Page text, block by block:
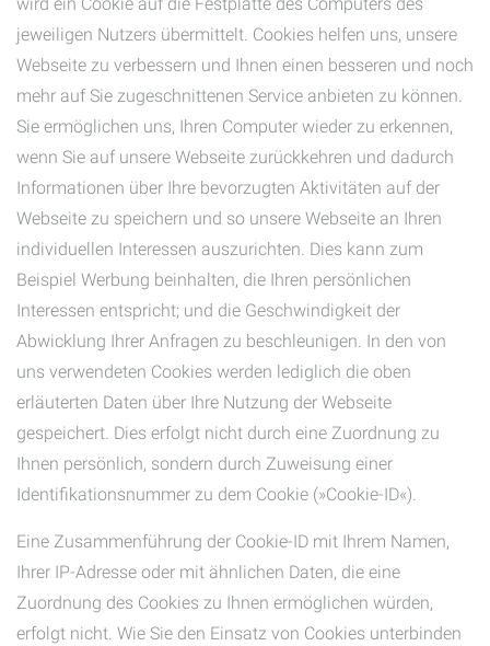
jeweiligen Nutzers übermittelt. Cookies helfen uns, unsere
Webseite zu verbessern und Ihnen einen besseren und noch
mehr auf Sie zugeschnittenen Service anbieten zu können.
Sie ermöglichen uns, Ihren Computer wieder zu erkennen,
wenn Sie auf unsere Webseite zurückkehren und dadurch
Informationen über Ihre bevorzugten Aktivitäten auf der
Webseite zu speichern und so unsere Webseite an Ihren
individuellen Interessen auszurichten. Dies kann zum
Beispiel Werbung beinhalten, die Ihren persönlichen
Interessen entspricht; und die Geschwindigkeit der
Abwicklung Ihrer Anfragen zu beschleunigen. In den von
uns verwendeten Cookies werden lediglich die oben
erläuterten Daten über Ihre Nutzung der Webseite
gespeichert. Dies erfolgt nicht durch eine Zuordnung zu
Ihnen persönlich, sondern durch Zuweisung einer
Identifikationsnummer zu dem Cookie (»Cookie-ID«).
Eine Zusammenführung der Cookie-ID mit Ihrem Namen,
Ihrer IP-Adresse oder mit ähnlichen Daten, die eine
Zuordnung des Cookies zu Ihnen ermöglichen würden,
erfolgt nicht. Wie Sie den Einsatz von Cookies unterbinden